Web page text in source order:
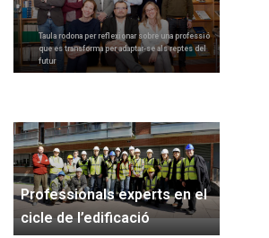
Taula rodona per reflexionar sobre una professió
que es transforma per adaptar-se als reptes del
futur
Professionals experts en el
cicle de l’edificació